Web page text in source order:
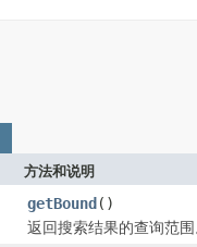
方法和说明
getBound()
返回搜索结果的查询范